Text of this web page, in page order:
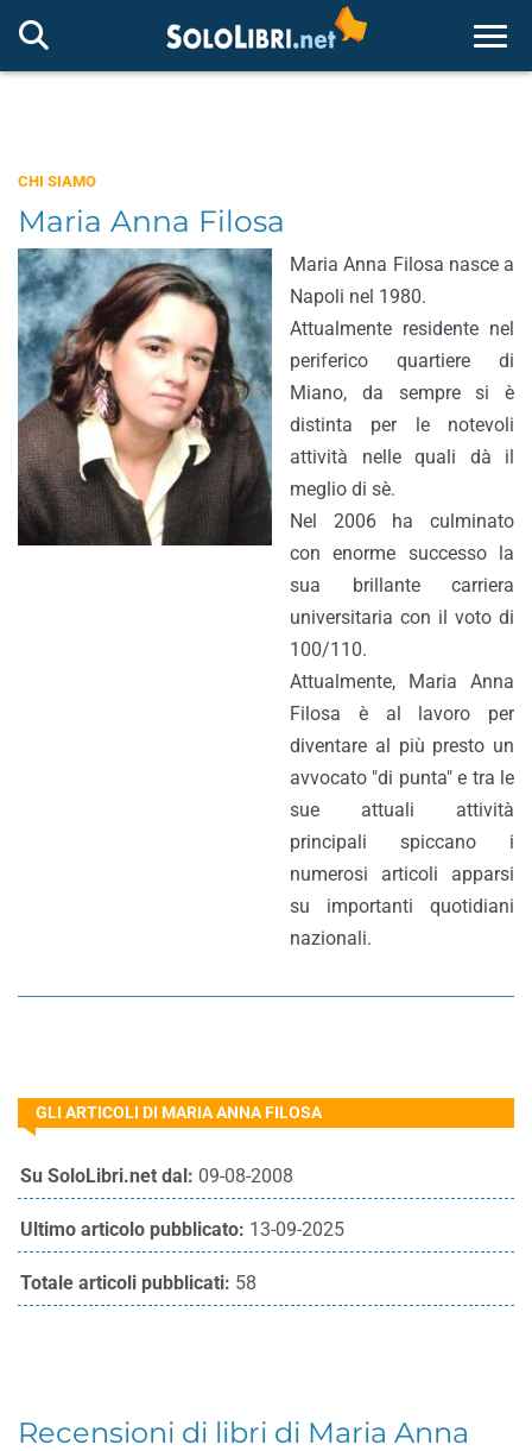
CHI SIAMO
Maria Anna Filosa
Maria Anna Filosa nasce a
Napoli nel 1980.
Attualmente residente nel
periferico quartiere di
Miano, da sempre si è
distinta per le notevoli
attività nelle quali dà il
meglio di sè.
Nel 2006 ha culminato
con enorme successo la
sua brillante carriera
universitaria con il voto di
100/110.
Attualmente, Maria Anna
Filosa è al lavoro per
diventare al più presto un
avvocato "di punta" e tra le
sue attuali attività
principali spiccano i
numerosi articoli apparsi
su importanti quotidiani
nazionali.
GLI ARTICOLI DI MARIA ANNA FILOSA
Su SoloLibri.net dal: 09-08-2008
Ultimo articolo pubblicato: 13-09-2025
Totale articoli pubblicati: 58
Recensioni di libri di Maria Anna